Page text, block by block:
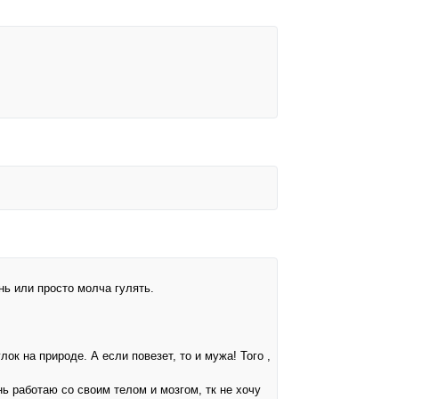
или просто молча гулять.
на природе. А если повезет, то и мужа! Того ,
со своим телом и мозгом, тк не хочу